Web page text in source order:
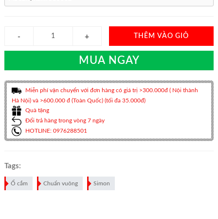
THÊM VÀO GIỎ
MUA NGAY
Miễn phí vận chuyển với đơn hàng có giá trị >300.000đ ( Nội thành
Hà Nội) và >600.000 đ (Toàn Quốc) (tối đa 35.000đ)
Quà tặng
Đổi trả hàng trong vòng 7 ngày
HOTLINE: 0976288501
Tags:
Ổ cắm Chuẩn vuông Simon